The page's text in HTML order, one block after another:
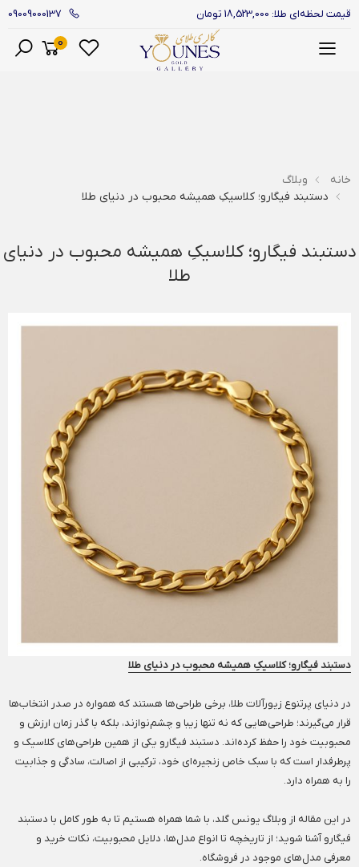
قیمت لحظه‌ای طلا: 18,523,000 تومان 09009000137
0
خانه
وبلاگ
دستبند فیگارو؛ کلاسیکِ همیشه محبوب در دنیای طلا
دستبند فیگارو؛ کلاسیکِ همیشه محبوب در دنیای
طلا
دستبند فیگارو؛ کلاسیکِ همیشه محبوب در دنیای طلا
در دنیای پرتنوع زیورآلات طلا، برخی طراحی‌ها هستند که همواره در صدر انتخاب‌ها
قرار می‌گیرند؛ طراحی‌هایی که نه تنها زیبا و چشم‌نوازند، بلکه با گذر زمان ارزش و
محبوبیت خود را حفظ کرده‌اند. دستبند فیگارو یکی از همین طراحی‌های کلاسیک و
پرطرفدار است که با سبک خاص زنجیره‌ای خود، ترکیبی از اصالت، سادگی و جذابیت
را به همراه دارد.
در این مقاله از وبلاگ یونس گلد، با شما همراه هستیم تا به طور کامل با دستبند
فیگارو آشنا شوید؛ از تاریخچه تا انواع مدل‌ها، دلایل محبوبیت، نکات خرید و
معرفی مدل‌های موجود در فروشگاه.